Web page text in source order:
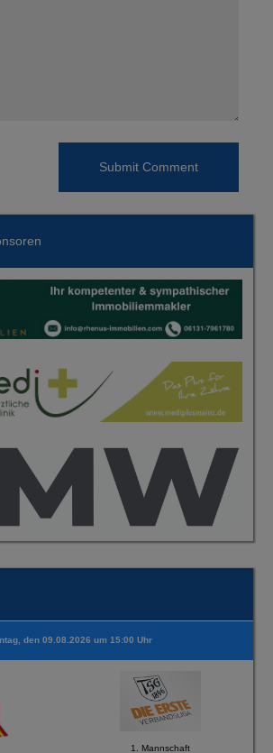
den 09.08.2026 um 15:00 Uhr
1. Mannschaft